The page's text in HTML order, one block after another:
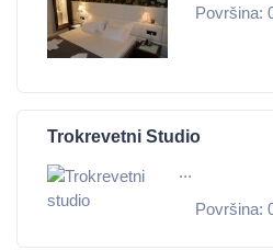
Površina:
Trokrevetni Studio
...
Površina: